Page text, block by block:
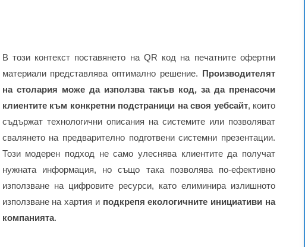
В този контекст поставянето на QR код на печатните офертни
материали представлява оптимално решение. Производителят
на столария може да използва такъв код, за да пренасочи
клиентите към конкретни подстраници на своя уебсайт, които
съдържат технологични описания на системите или позволяват
свалянето на предварително подготвени системни презентации.
Този модерен подход не само улеснява клиентите да получат
нужната информация, но също така позволява по-ефективно
използване на цифровите ресурси, като елиминира излишното
използване на хартия и подкрепя екологичните инициативи на
компанията.